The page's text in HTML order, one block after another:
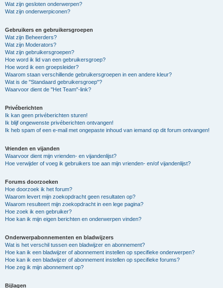
Wat zijn gesloten onderwerpen?
Wat zijn onderwerpiconen?
Gebruikers en gebruikersgroepen
Wat zijn Beheerders?
Wat zijn Moderators?
Wat zijn gebruikersgroepen?
Hoe word ik lid van een gebruikersgroep?
Hoe word ik een groepsleider?
Waarom staan verschillende gebruikersgroepen in een andere kleur?
Wat is de "Standaard gebruikersgroep"?
Waarvoor dient de "Het Team"-link?
Privéberichten
Ik kan geen privéberichten sturen!
Ik blijf ongewenste privéberichten ontvangen!
Ik heb spam of een e-mail met ongepaste inhoud van iemand op dit forum ontvangen!
Vrienden en vijanden
Waarvoor dient mijn vrienden- en vijandenlijst?
Hoe verwijder of voeg ik gebruikers toe aan mijn vrienden- en/of vijandenlijst?
Forums doorzoeken
Hoe doorzoek ik het forum?
Waarom levert mijn zoekopdracht geen resultaten op?
Waarom resulteert mijn zoekopdracht in een lege pagina?
Hoe zoek ik een gebruiker?
Hoe kan ik mijn eigen berichten en onderwerpen vinden?
Onderwerpabonnementen en bladwijzers
Wat is het verschil tussen een bladwijzer en abonnement?
Hoe kan ik een bladwijzer of abonnement instellen op specifieke onderwerpen?
Hoe kan ik een bladwijzer of abonnement instellen op specifieke forums?
Hoe zeg ik mijn abonnement op?
Bijlagen